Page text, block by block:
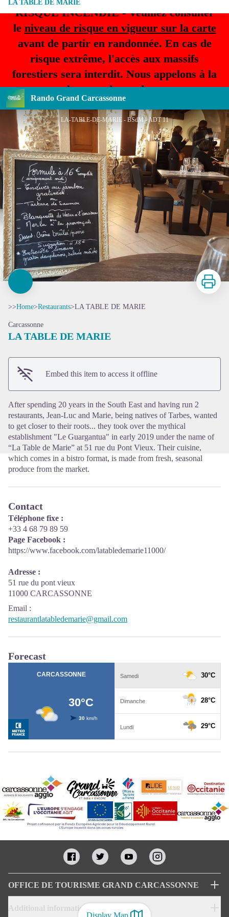
RISQUE INCENDIE - Veuillez consulter
le niveau de risque en vigueur sur la carte
avant de partir en randonnée. En cas de
risque extrême, l'accès aux massifs
forestiers sera interdit. Nous appelons à la
plus grande prudence.
Rando Grand Carcassonne
LA TABLE DE MARIE
Display Map
LA-TABLE-DE-MARIE - BSdM - ADT 11
View picture in full screen
Print
>>Home>Restaurants>LA TABLE DE MARIE
Carcassonne
LA TABLE DE MARIE
Embed this item to access it offline
After spending 20 years in the South East and having run 2
restaurants, Jean-Luc and Marie, being natives of Tarbes, wanted
to get closer to their roots... they took over the mythical
establishment "Le Guargantua" in early 2019 under the name of
“La Table de Marie” at 51 rue du Pont Vieux. Their cuisine,
which comes in a bistro format, is made from fresh, seasonal
produce from the market.
Contact
Téléphone fixe :
+33 4 68 79 89 59
Page Facebook :
https://www.facebook.com/latabledemarie11000/
Adresse :
51 rue du pont vieux
11000 CARCASSONNE
Email :
restaurantlatabledemarie@gmail.com
Forecast
OFFICE DE TOURISME GRAND CARCASSONNE
Additional informations